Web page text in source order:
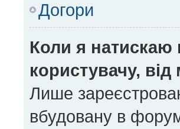
Догори
Коли я натискаю
користувачу,
Лише
вбудовану в